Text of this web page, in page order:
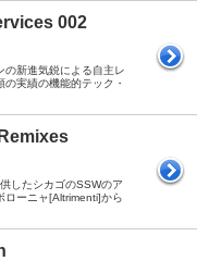
002
の新進気鋭による自主レ
実績の機能的テック・
したシカゴのSSWのア
ローニャ[Altrimenti]から